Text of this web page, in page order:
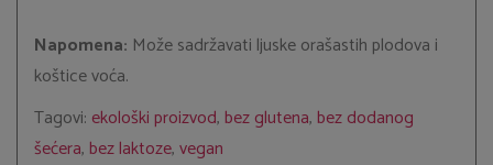
Napomena: Može sadržavati ljuske orašastih plodova i
koštice voća.
Tagovi: ekološki proizvod,bez glutena,bez dodanog
šećera,bez laktoze,vegan